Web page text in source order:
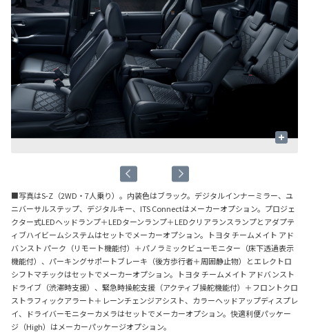
+
■写真はS-Z（2WD・7人乗り）。内装色はブラック。デジタルインナーミラー、ユ
ニバーサルステップ、デジタルキー、ITS Connectはメーカーオプション。プロジェ
クター式LEDヘッドランプ＋LEDターンランプ＋LEDクリアランスランプとアダプテ
ィブハイビームシステムはセットでメーカーオプション。トヨタ チームメイト アド
バンスト パーク（リモート機能付）＋パノラミックビューモニター（床下透過表示
機能付）、パーキングサポートブレーキ（後方歩行者＋周囲静止物）とエレクトロ
シフトマチックはセットでメーカーオプション。トヨタ チームメイト アドバンスト
ドライブ（渋滞時支援）、緊急時操舵支援（アクティブ操舵機能付）＋フロントクロ
ストラフィックアラート＋レーンチェンジアシスト、カラーヘッドアップディスプレ
イ、ドライバーモニターカメラはセットでメーカーオプション。快適利便パッケー
ジ（High）はメーカーパッケージオプション。